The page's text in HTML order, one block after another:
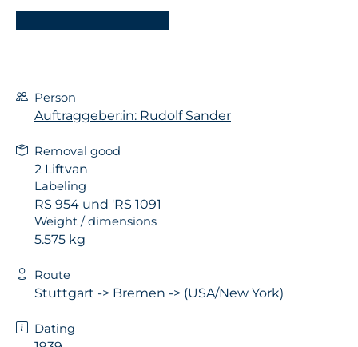
Person
Auftraggeber:in: Rudolf Sander
Removal good
2 Liftvan
Labeling
RS 954 und 'RS 1091
Weight / dimensions
5.575 kg
Route
Stuttgart -> Bremen -> (USA/New York)
Dating